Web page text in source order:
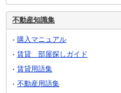
不動産知識集
購入マニュアル
賃貸 部屋探しガイド
賃貸用語集
不動産用語集